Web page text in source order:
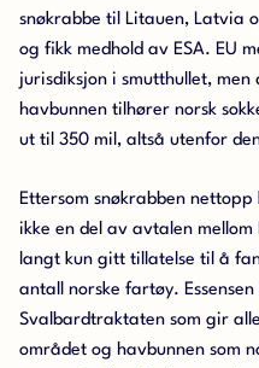
snøkrabbe til Litauen, Latvia
og fikk medhold av ESA. EU
jurisdiksjon i smutthullet,
havbunnen tilhører norsk
ut til 350 mil, altså utenfor
Ettersom snøkrabben
ikke en del av avtalen
langt kun gitt tillatelse til å
antall norske fartøy.
Svalbardtraktaten som gir
området og havbunnen som